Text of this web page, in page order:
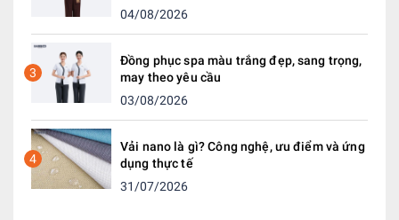
04/08/2026
3
Đồng phục spa màu trắng đẹp, sang trọng,
may theo yêu cầu
03/08/2026
4
Vải nano là gì? Công nghệ, ưu điểm và ứng
dụng thực tế
31/07/2026